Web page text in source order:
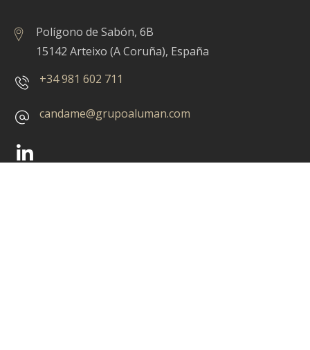
Polígono de Sabón, 6B
15142 Arteixo (A Coruña), España
+34 981 602 711
candame@grupoaluman.com